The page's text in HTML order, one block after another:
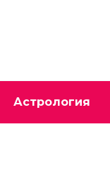
Астрология